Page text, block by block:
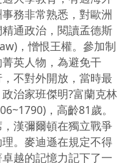
務非常熟悉，對歐洲
通政治，閱讀孟德斯
，憎恨王權。參加制
英人物，為避免干
不對外開放，當時最
治家班傑明?富蘭克林
，高齡81歲。
漢彌爾頓在獨立戰爭
。麥迪遜在規定不得
越的記憶力記下了一